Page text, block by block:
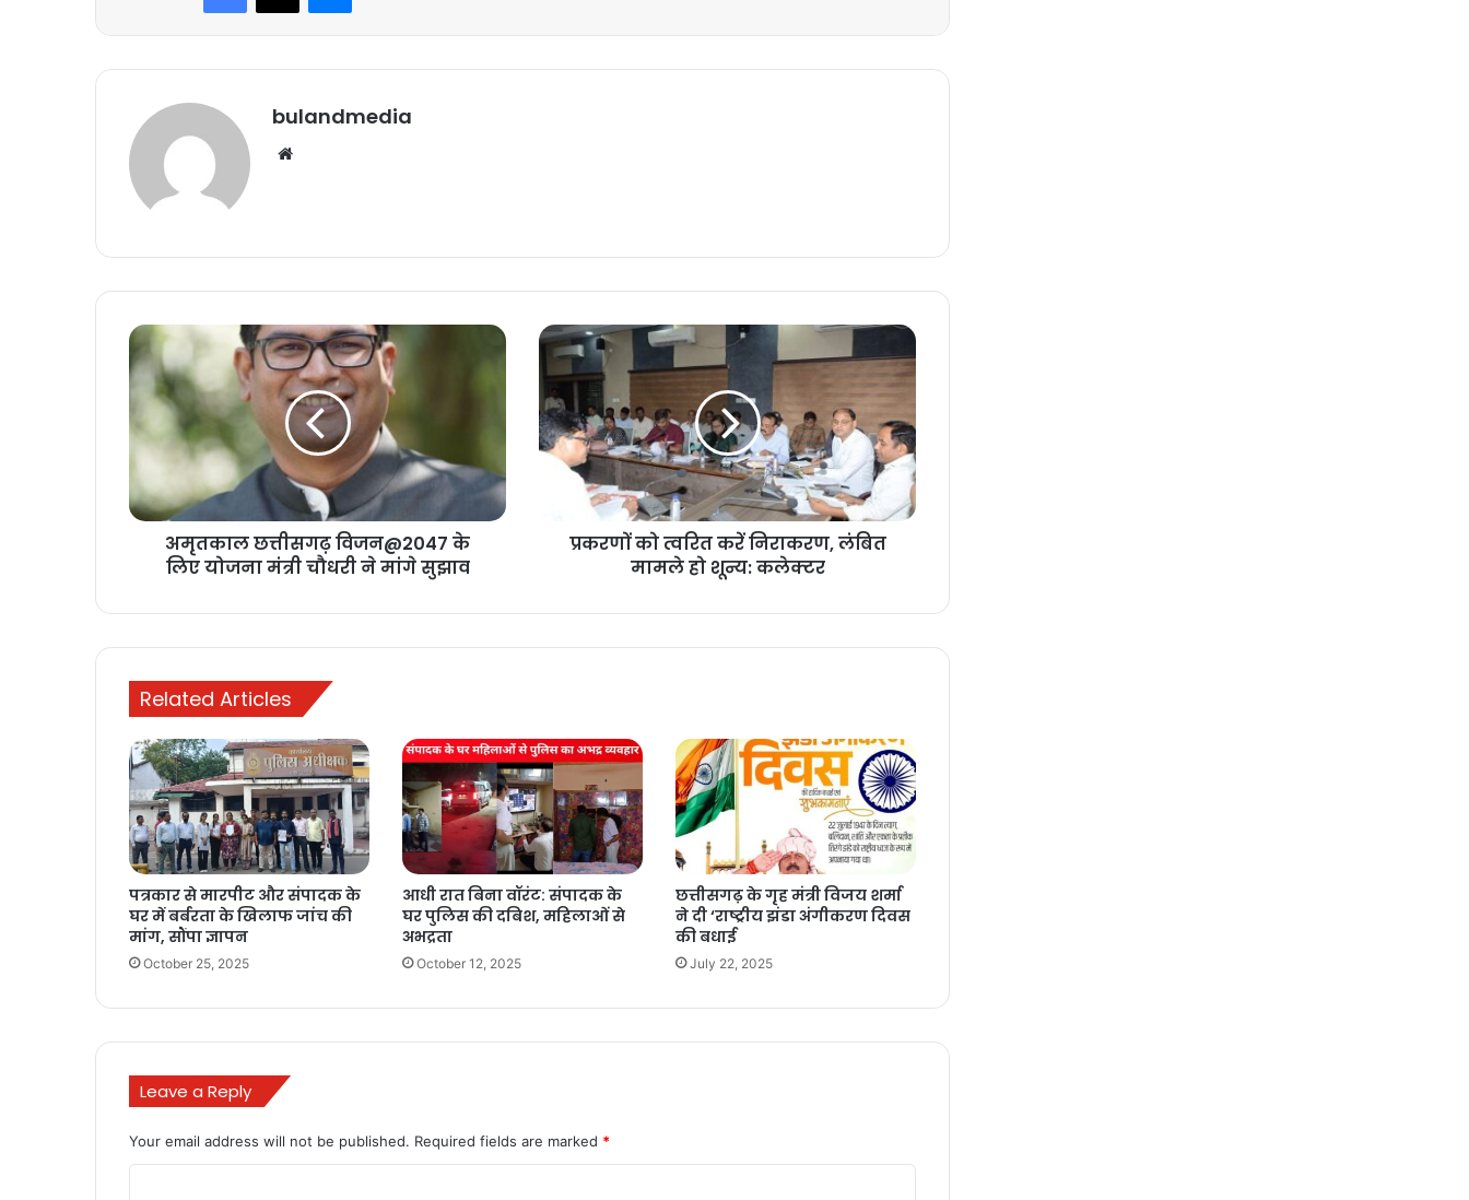
bulandmedia
अमृतकाल
छत्तीसगढ़
विजन@2047
योजना
चौधरी
ने
अमृतकाल छत्तीसगढ़ विजन@2047 के
लिए योजना मंत्री चौधरी ने मांगे सुझाव
प्रकरणों
त्वरित
करें
निराकरण,
लंबित
कलेक्टरप्रकरणों को त्वरित करें निराकरण, लंबित
मामले हो शून्य: कलेक्टर
Related Articles
पत्रकार से मारपीट और संपादक के
घर में बर्बरता के खिलाफ जांच की
मांग, सौंपा ज्ञापन
October 25, 2025
आधी रात बिना वॉरंट: संपादक के
घर पुलिस की दबिश, महिलाओं से
अभद्रता
October 12, 2025
छत्तीसगढ़ के गृह मंत्री विजय शर्मा
ने दी ‘राष्ट्रीय झंडा अंगीकरण दिवस
की बधाई
July 22, 2025
Leave a Reply
Your email address will not be published. Required fields are marked *